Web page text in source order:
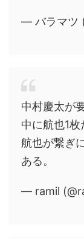
— バラマツ
中村慶太が
中に航也1枚
航也が繋ぎ
ある。
— ramil